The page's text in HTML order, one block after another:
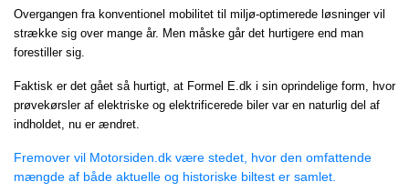
Overgangen fra konventionel mobilitet til miljø-optimerede løsninger vil
strække sig over mange år. Men måske går det hurtigere end man
forestiller sig.
Faktisk er det gået så hurtigt, at Formel E.dk i sin oprindelige form, hvor
prøvekørsler af elektriske og elektrificerede biler var en naturlig del af
indholdet, nu er ændret.
Fremover vil Motorsiden.dk være stedet, hvor den omfattende
mængde af både aktuelle og historiske biltest er samlet.